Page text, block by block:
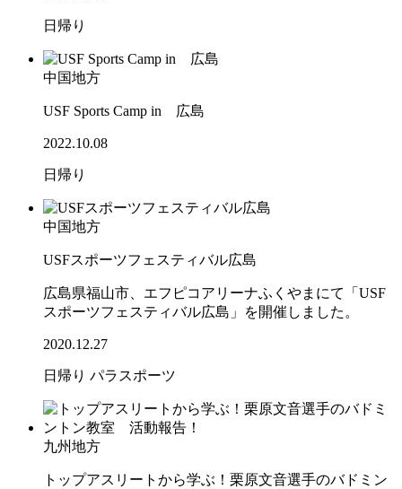
日帰り
中国地方
USF Sports Camp in 広島
2022.10.08
日帰り
中国地方
USFスポーツフェスティバル広島
広島県福山市、エフピコアリーナふくやまにて「USF
スポーツフェスティバル広島」を開催しました。
2020.12.27
日帰り パラスポーツ
九州地方
トップアスリートから学ぶ！栗原文音選手のバドミン